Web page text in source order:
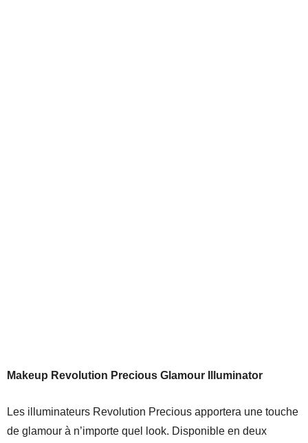
Makeup Revolution Precious Glamour Illuminator
Les illuminateurs Revolution Precious apportera une touche
de glamour à n’importe quel look. Disponible en deux